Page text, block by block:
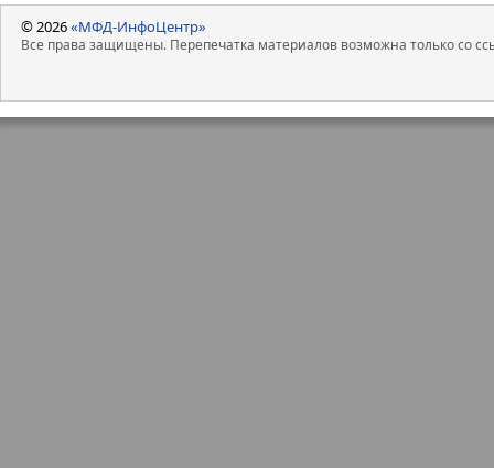
© 2026«МФД-ИнфоЦентр»
Все права защищены. Перепечатка материалов возможна только со